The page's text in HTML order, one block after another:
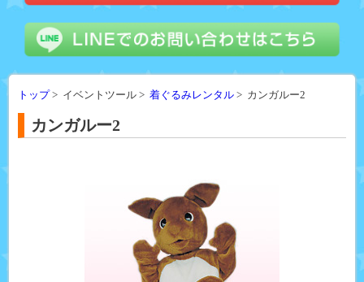
トップ> イベントツール > 着ぐるみレンタル> カンガルー2
カンガルー2